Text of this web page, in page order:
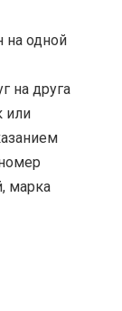
одной
на друга
или
марка